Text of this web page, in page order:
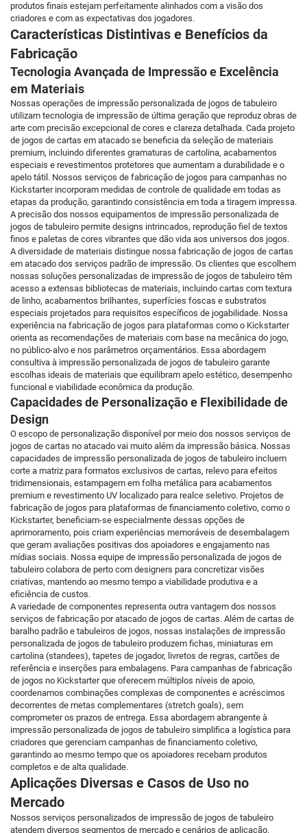
produtos finais estejam perfeitamente alinhados com a visão dos
criadores e com as expectativas dos jogadores.
Características Distintivas e Benefícios da
Fabricação
Tecnologia Avançada de Impressão e Excelência
em Materiais
Nossas operações de impressão personalizada de jogos de tabuleiro
utilizam tecnologia de impressão de última geração que reproduz obras de
arte com precisão excepcional de cores e clareza detalhada. Cada projeto
de jogos de cartas em atacado se beneficia da seleção de materiais
premium, incluindo diferentes gramaturas de cartolina, acabamentos
especiais e revestimentos protetores que aumentam a durabilidade e o
apelo tátil. Nossos serviços de fabricação de jogos para campanhas no
Kickstarter incorporam medidas de controle de qualidade em todas as
etapas da produção, garantindo consistência em toda a tiragem impressa.
A precisão dos nossos equipamentos de impressão personalizada de
jogos de tabuleiro permite designs intrincados, reprodução fiel de textos
finos e paletas de cores vibrantes que dão vida aos universos dos jogos.
A diversidade de materiais distingue nossa fabricação de jogos de cartas
em atacado dos serviços padrão de impressão. Os clientes que escolhem
nossas soluções personalizadas de impressão de jogos de tabuleiro têm
acesso a extensas bibliotecas de materiais, incluindo cartas com textura
de linho, acabamentos brilhantes, superfícies foscas e substratos
especiais projetados para requisitos específicos de jogabilidade. Nossa
experiência na fabricação de jogos para plataformas como o Kickstarter
orienta as recomendações de materiais com base na mecânica do jogo,
no público-alvo e nos parâmetros orçamentários. Essa abordagem
consultiva à impressão personalizada de jogos de tabuleiro garante
escolhas ideais de materiais que equilibram apelo estético, desempenho
funcional e viabilidade econômica da produção.
Capacidades de Personalização e Flexibilidade de
Design
O escopo de personalização disponível por meio dos nossos serviços de
jogos de cartas no atacado vai muito além da impressão básica. Nossas
capacidades de impressão personalizada de jogos de tabuleiro incluem
corte a matriz para formatos exclusivos de cartas, relevo para efeitos
tridimensionais, estampagem em folha metálica para acabamentos
premium e revestimento UV localizado para realce seletivo. Projetos de
fabricação de jogos para plataformas de financiamento coletivo, como o
Kickstarter, beneficiam-se especialmente dessas opções de
aprimoramento, pois criam experiências memoráveis de desembalagem
que geram avaliações positivas dos apoiadores e engajamento nas
mídias sociais. Nossa equipe de impressão personalizada de jogos de
tabuleiro colabora de perto com designers para concretizar visões
criativas, mantendo ao mesmo tempo a viabilidade produtiva e a
eficiência de custos.
A variedade de componentes representa outra vantagem dos nossos
serviços de fabricação por atacado de jogos de cartas. Além de cartas de
baralho padrão e tabuleiros de jogos, nossas instalações de impressão
personalizada de jogos de tabuleiro produzem fichas, miniaturas em
cartolina (standees), tapetes de jogador, livretos de regras, cartões de
referência e inserções para embalagens. Para campanhas de fabricação
de jogos no Kickstarter que oferecem múltiplos níveis de apoio,
coordenamos combinações complexas de componentes e acréscimos
decorrentes de metas complementares (stretch goals), sem
comprometer os prazos de entrega. Essa abordagem abrangente à
impressão personalizada de jogos de tabuleiro simplifica a logística para
criadores que gerenciam campanhas de financiamento coletivo,
garantindo ao mesmo tempo que os apoiadores recebam produtos
completos e de alta qualidade.
Aplicações Diversas e Casos de Uso no
Mercado
Nossos serviços personalizados de impressão de jogos de tabuleiro
atendem diversos segmentos de mercado e cenários de aplicação.